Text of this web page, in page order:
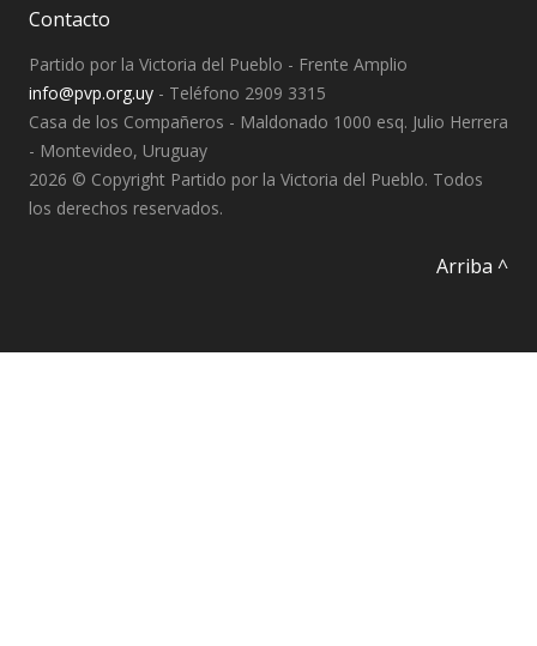
Contacto
Partido por la Victoria del Pueblo - Frente Amplio
info@pvp.org.uy - Teléfono 2909 3315
Casa de los Compañeros - Maldonado 1000 esq. Julio Herrera
- Montevideo, Uruguay
2026 © Copyright Partido por la Victoria del Pueblo. Todos
los derechos reservados.
Arriba ^